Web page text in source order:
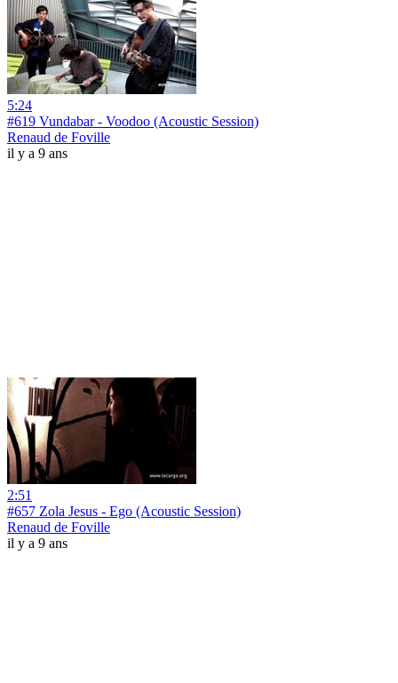
5:24
#619 Vundabar - Voodoo (Acoustic Session)
Renaud de Foville
il y a 9 ans
2:51
#657 Zola Jesus - Ego (Acoustic Session)
Renaud de Foville
il y a 9 ans